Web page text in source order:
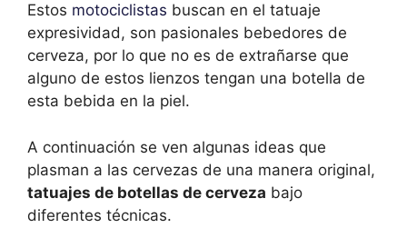
Estos motociclistas buscan en el tatuaje
expresividad, son pasionales bebedores de
cerveza, por lo que no es de extrañarse que
alguno de estos lienzos tengan una botella de
esta bebida en la piel.
A continuación se ven algunas ideas que
plasman a las cervezas de una manera original,
tatuajes de botellas de cerveza bajo
diferentes técnicas.